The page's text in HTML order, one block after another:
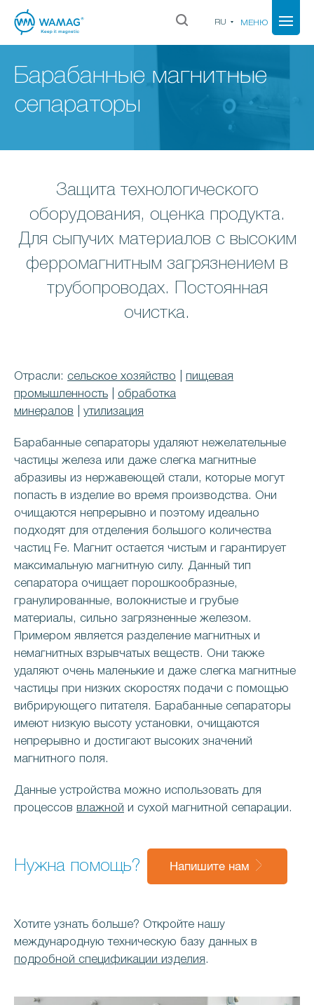
RU МЕНЮ
Барабанные магнитные
сепараторы
Защита технологического
оборудования, оценка продукта.
Для сыпучих материалов с высоким
ферромагнитным загрязнением в
трубопроводах. Постоянная
очистка.
Отрасли: сельское хозяйство
пищевая
промышленность
обработка
минералов
утилизация
Барабанные сепараторы удаляют нежелательные
частицы железа или даже слегка магнитные
абразивы из нержавеющей стали, которые могут
попасть в изделие во время производства. Они
очищаются непрерывно и поэтому идеально
подходят для отделения большого количества
частиц Fe. Магнит остается чистым и гарантирует
максимальную магнитную силу. Данный тип
сепаратора очищает порошкообразные,
гранулированные, волокнистые и грубые
материалы, сильно загрязненные железом.
Примером является разделение магнитных и
немагнитных взрывчатых веществ. Они также
удаляют очень маленькие и даже слегка магнитные
частицы при низких скоростях подачи с помощью
вибрирующего питателя. Барабанные сепараторы
имеют низкую высоту установки, очищаются
непрерывно и достигают высоких значений
магнитного поля.
Данные устройства можно использовать для
процессов влажной и сухой магнитной сепарации.
Нужна помощь? Напишите нам
Хотите узнать больше? Откройте нашу
международную техническую базу данных в
подробной спецификации изделия.